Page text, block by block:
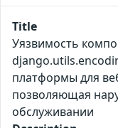
Title
Уязвимость
платформы для
позволяющая
обслуживании